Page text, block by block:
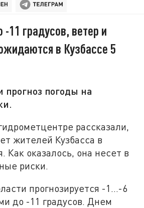
11 градусов, ветер и
в Кузбассе 5
погоды на
рассказали,
жителей Кузбасса в
Как оказалось, она несет в
риски.
прогнозируется -1…-6
до -11 градусов. Днем